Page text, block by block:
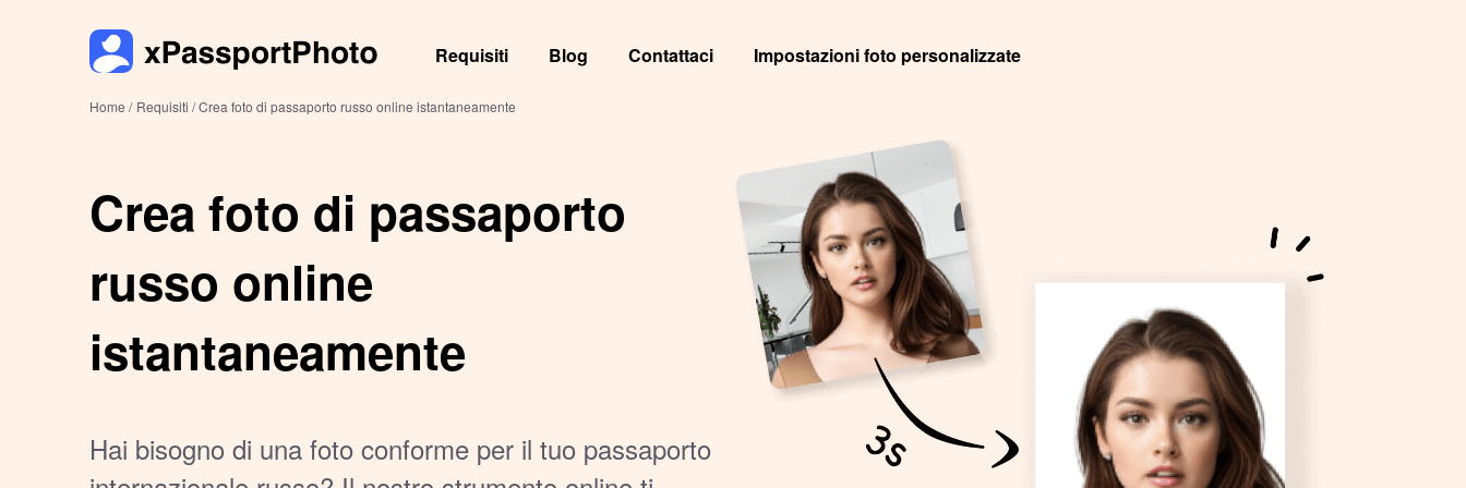
Requisiti Blog Contattaci Impostazioni foto personalizzate
Home / Requisiti /Crea foto di passaporto russo online istantaneamente
Crea foto di passaporto
russo online
istantaneamente
Hai bisogno di una foto conforme per il tuo passaporto